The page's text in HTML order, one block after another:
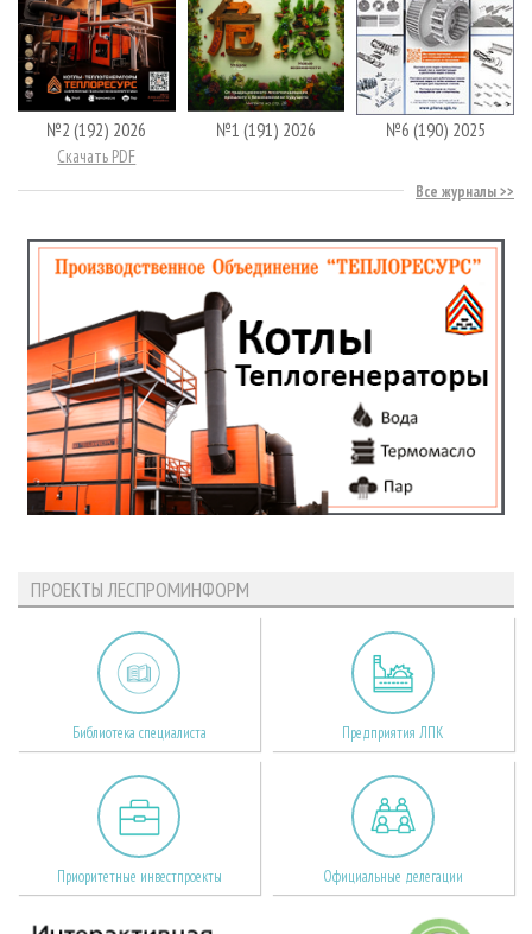
№2 (192) 2026
Скачать PDF
№1 (191) 2026 №6 (190) 2025
Все журналы
ПРОЕКТЫ ЛЕСПРОМИНФОРМ
Библиотека специалиста Предприятия ЛПК
Приоритетные инвестпроекты Официальные делегации